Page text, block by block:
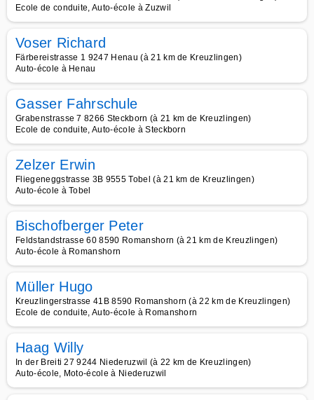
Ecole de conduite, Auto-école à Zuzwil
Voser Richard
Färbereistrasse 1 9247 Henau (à 21 km de Kreuzlingen)
Auto-école à Henau
Gasser Fahrschule
Grabenstrasse 7 8266 Steckborn (à 21 km de Kreuzlingen)
Ecole de conduite, Auto-école à Steckborn
Zelzer Erwin
Fliegeneggstrasse 3B 9555 Tobel (à 21 km de Kreuzlingen)
Auto-école à Tobel
Bischofberger Peter
Feldstandstrasse 60 8590 Romanshorn (à 21 km de Kreuzlingen)
Auto-école à Romanshorn
Müller Hugo
Kreuzlingerstrasse 41B 8590 Romanshorn (à 22 km de Kreuzlingen)
Ecole de conduite, Auto-école à Romanshorn
Haag Willy
In der Breiti 27 9244 Niederuzwil (à 22 km de Kreuzlingen)
Auto-école, Moto-école à Niederuzwil